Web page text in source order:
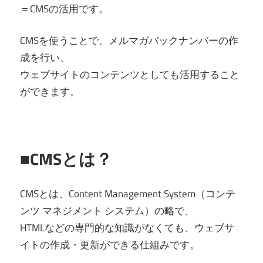
＝CMSの活用です。
CMSを使うことで、メルマガバックナンバーの作
成を行い、
ウェブサイトのコンテンツとしても活用すること
ができます。
■CMSとは？
CMSとは、Content Management System（コンテ
ンツ マネジメント システム）の略で、
HTMLなどの専門的な知識がなくても、ウェブサ
イトの作成・更新ができる仕組みです。